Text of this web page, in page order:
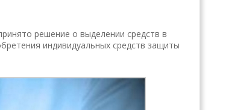
решение о выделении средств в
индивидуальных средств защиты